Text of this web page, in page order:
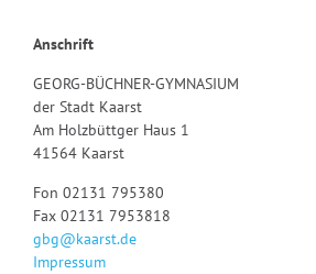
Anschrift
GEORG-BÜCHNER-GYMNASIUM
der Stadt Kaarst
Am Holzbüttger Haus 1
41564 Kaarst
Fon 02131 795380
Fax 02131 7953818
gbg@kaarst.de
Impressum